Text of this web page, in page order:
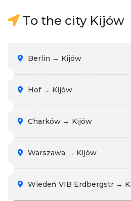
To the city Kijów
Berlin → Kijów
Hof → Kijów
Charków → Kijów
Warszawa → Kijów
Wiedeń VIB Erdbergstr →